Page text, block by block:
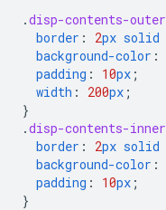
.disp-contents-outer
border : 2px solid
background-color :
padding : 10px ;
width : 200px ;
}
.disp-contents-inner
border : 2px solid
background-color :
padding : 10px ;
}